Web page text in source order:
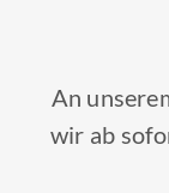
An
wir ab